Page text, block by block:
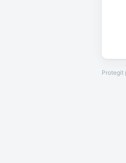
Protegit